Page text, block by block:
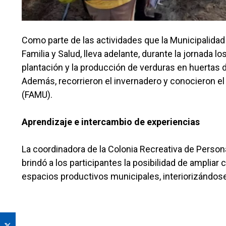
Como parte de las actividades que la
Familia y Salud, lleva adelante, durante la jornada
plantación y la producción de verduras en
Además, recorrieron el invernadero y conocieron
(FAMU).
Aprendizaje e intercambio de experiencias
La coordinadora de la Colonia Recreativa de
brindó a los participantes la posibilidad de
espacios productivos municipales,